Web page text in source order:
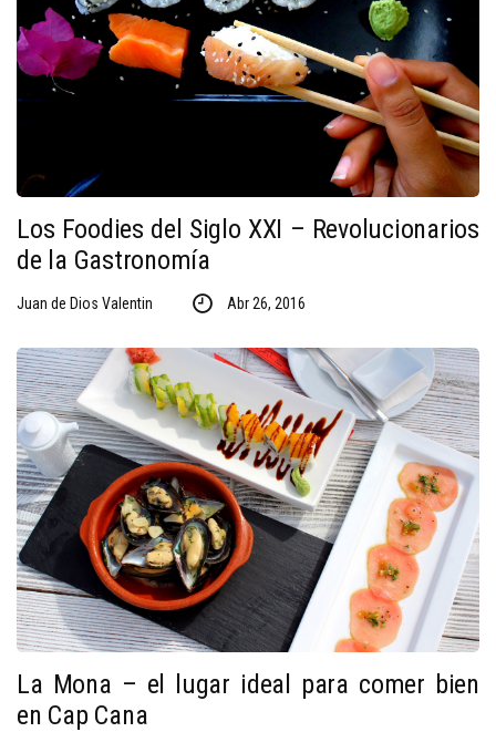
Los Foodies del Siglo XXI – Revolucionarios
de la Gastronomía
Juan de Dios Valentin Abr 26, 2016
La Mona – el lugar ideal para comer bien
en Cap Cana